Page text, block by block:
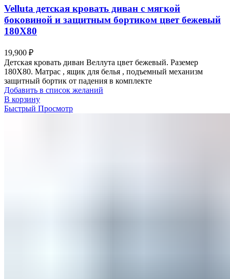
Velluta детская кровать диван с мягкой
боковиной и защитным бортиком цвет бежевый
180Х80
19,900 ₽
Детская кровать диван Веллута цвет бежевый. Раземер
180Х80. Матрас , ящик для белья , подъемный механизм
защитный бортик от падения в комплекте
Добавить в список желаний
В корзину
Быстрый Просмотр